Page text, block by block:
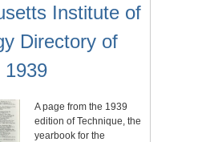
Institute of
Directory of
1939
A page from the 1939
edition of Technique, the
yearbook for the